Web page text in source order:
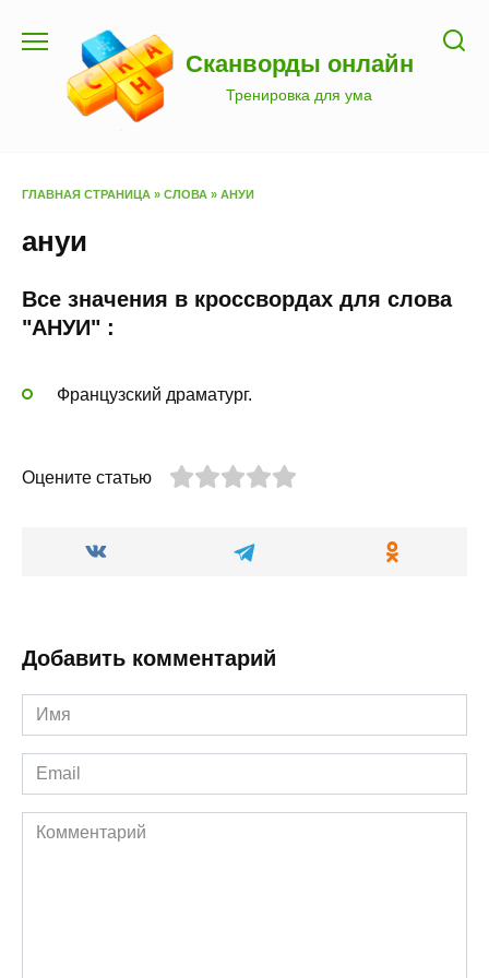
содержанию
Сканворды онлайн
Тренировка для ума
ГЛАВНАЯ СТРАНИЦА » СЛОВА » АНУИ
ануи
Все значения в кроссвордах для слова
"АНУИ" :
Французский драматург.
Оцените статью
Добавить комментарий
Имя
*
Email
*
Комментарий